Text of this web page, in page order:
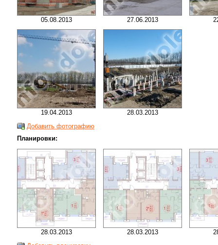
05.08.2013 27.06.2013
19.04.2013
28.03.2013
Добавить фотографию
Планировки:
28.03.2013 28.03.2013